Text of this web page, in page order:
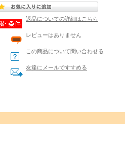
返品についての詳細はこちら
レビューはありません
この商品について問い合わせる
友達にメールですすめる